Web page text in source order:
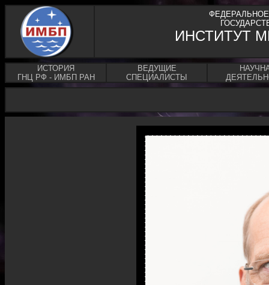
ИНСТИТУТ
ИСТОРИЯ
ГНЦ РФ - ИМБП РАН
ВЕДУЩИЕ
СПЕЦИАЛИСТЫ